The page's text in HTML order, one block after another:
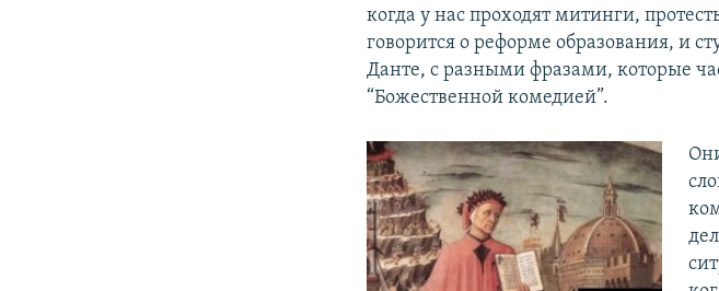
когда у нас проходят митинги,
говорится о реформе образования, и
Данте, с разными фразами, которые
“Божественной комедией”.